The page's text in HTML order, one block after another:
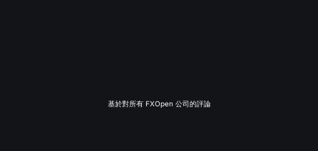
基於對所有 FXOpen 公司的評論